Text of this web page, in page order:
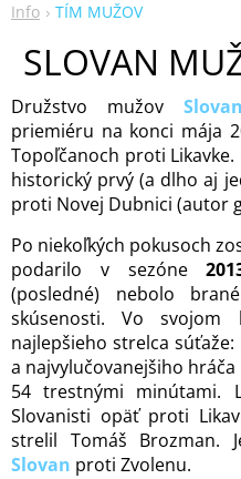
Info TÍM MUŽOV
SLOVAN
Družstvo mužov
priemiéru na konci mája
Topoľčanoch proti
historický prvý (a dlho aj
proti Novej Dubnici (autor
Po niekoľkých pokusoch
podarilo v sezóne
(posledné) nebolo
skúsenosti. Vo
najlepšieho strelca súťaže:
a najvylučovanejšiho hráča
54 trestnými minútami.
Slovanisti opäť proti
strelil Tomáš Brozman.
Slovan proti Zvolenu.